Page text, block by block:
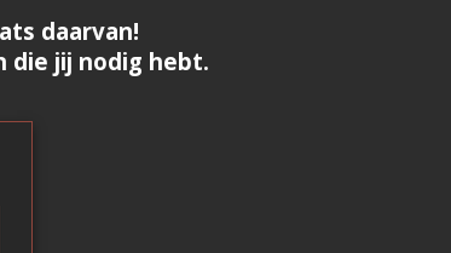
daarvan!
die jij nodig hebt.